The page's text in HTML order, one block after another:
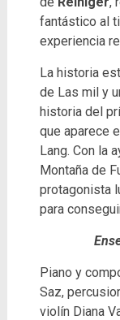
fantástico al
experiencia
La historia
de Las mil y
historia del
que aparece
Lang. Con la
Montaña de
protagonista
para
Piano y
Saz,
violín Diana